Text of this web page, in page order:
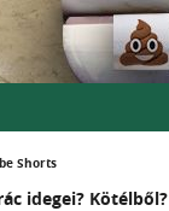
Shorts
idegei? Kötélből?